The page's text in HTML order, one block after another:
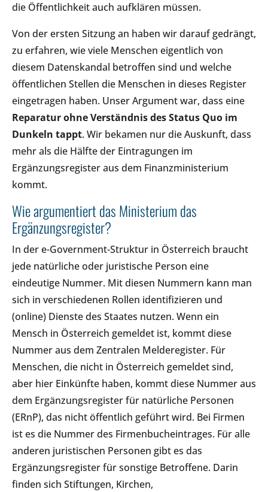
die Öffentlichkeit auch aufklären müssen.
Von der ersten Sitzung an haben wir darauf gedrängt,
zu erfahren, wie viele Menschen eigentlich von
diesem Datenskandal betroffen sind und welche
öffentlichen Stellen die Menschen in dieses Register
eingetragen haben. Unser Argument war, dass eine
Reparatur ohne Verständnis des Status Quo im
Dunkeln tappt. Wir bekamen nur die Auskunft, dass
mehr als die Hälfte der Eintragungen im
Ergänzungsregister aus dem Finanzministerium
kommt.
Wie argumentiert das Ministerium das
Ergänzungsregister?
In der e-Government-Struktur in Österreich braucht
jede natürliche oder juristische Person eine
eindeutige Nummer. Mit diesen Nummern kann man
sich in verschiedenen Rollen identifizieren und
(online) Dienste des Staates nutzen. Wenn ein
Mensch in Österreich gemeldet ist, kommt diese
Nummer aus dem Zentralen Melderegister. Für
Menschen, die nicht in Österreich gemeldet sind,
aber hier Einkünfte haben, kommt diese Nummer aus
dem Ergänzungsregister für natürliche Personen
(ERnP), das nicht öffentlich geführt wird. Bei Firmen
ist es die Nummer des Firmenbucheintrages. Für alle
anderen juristischen Personen gibt es das
Ergänzungsregister für sonstige Betroffene. Darin
finden sich Stiftungen, Kirchen,